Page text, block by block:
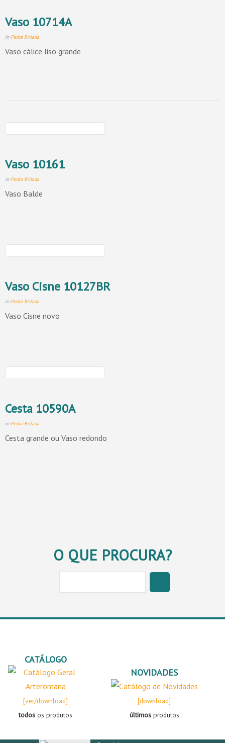
Vaso 10714A
in Pedra Britada
Vaso cálice liso grande
Vaso 10161
in Pedra Britada
Vaso Balde
Vaso Cisne 10127BR
in Pedra Britada
Vaso Cisne novo
Cesta 10590A
in Pedra Britada
Cesta grande ou Vaso redondo
O QUE PROCURA?
CATÁLOGO
[ver/download]
todos os produtos
NOVIDADES
[download]
últimosprodutos